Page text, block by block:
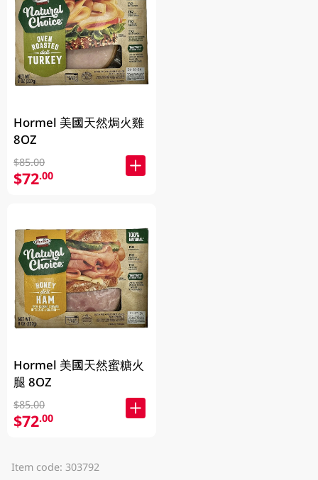
Hormel 美國天然焗火雞
8OZ
$85.00
$72.00
Hormel 美國天然蜜糖火
腿 8OZ
$85.00
$72.00
Item code: 303792